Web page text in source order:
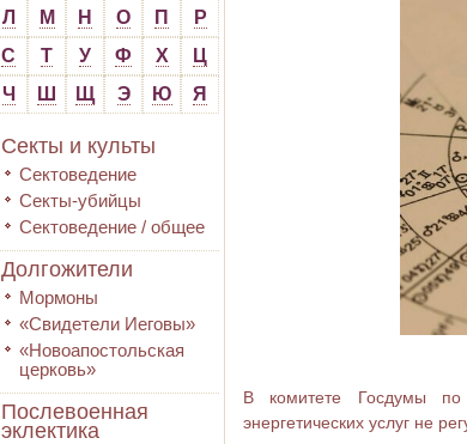
Л
М Н О П
Р
С
Т У Ф Х
Ц
Ч
Ш Щ Э Ю Я
Секты и культы
Сектоведение
Секты-убийцы
Сектоведение / общее
Долгожители
Мормоны
«Свидетели Иеговы»
«Новоапостольская
церковь»
Послевоенная
эклектика
В комитете Госдумы по
энергетических услуг не